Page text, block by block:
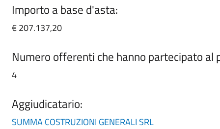
Importo a base d'asta:
€ 207.137,20
Numero offerenti che hanno partecipato al
4
Aggiudicatario:
SUMMA COSTRUZIONI GENERALI SRL